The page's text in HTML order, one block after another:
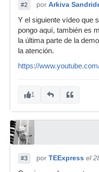
#2 por Arkiva
Y el siguiente vídeo que
pongo aquí, también es
la última parte de la
la atención.
https://
1
#3 por TEExpress el